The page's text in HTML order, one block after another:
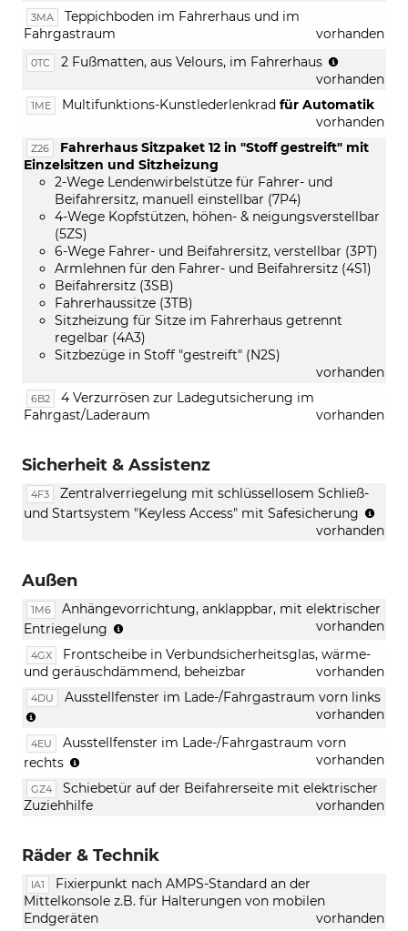
Verbindung
[IA1]
AMPS-
an
der
Mittelkonsole)
3MA
Teppichboden im Fahrerhaus und im
Fahrgastraum
vorhanden
0TC 2 Fußmatten, aus Velours, im Fahrerhaus
in
mit
[3MA]
im
vorhanden
1ME Multifunktions-Kunstlederlenkrad für Automatik
vorhanden
Z26
Fahrerhaus Sitzpaket 12 in "Stoff gestreift" mit
Einzelsitzen und Sitzheizung
2-Wege Lendenwirbelstütze für Fahrer- und
Beifahrersitz, manuell einstellbar (7P4)
4-Wege Kopfstützen, höhen- & neigungsverstellbar
(5ZS)
6-Wege Fahrer- und Beifahrersitz, verstellbar (3PT)
Armlehnen für den Fahrer- und Beifahrersitz (4S1)
Beifahrersitz (3SB)
Fahrerhaussitze (3TB)
Sitzheizung für Sitze im Fahrerhaus getrennt
regelbar (4A3)
Sitzbezüge in Stoff "gestreift" (N2S)
vorhanden
6B2
4 Verzurrösen zur Ladegutsicherung im
Fahrgast/Laderaum
vorhanden
Sicherheit & Assistenz
4F3
Zentralverriegelung mit schlüssellosem Schließ-
und Startsystem "Keyless Access" mit Safesicherung
in
mit
Horn
und
vorhanden
Außen
1M6
Anhängevorrichtung, anklappbar, mit elektrischer
Entriegelung
Verbindung
mit
81
Gang
vorhanden
4GX
Frontscheibe in Verbundsicherheitsglas, wärme-
und geräuschdämmend, beheizbar
vorhanden
4DU
Ausstellfenster im Lade-/Fahrgastraum vorn links
in
Verbindung
mit
[4EU]
Ausstellfender
Fahrgastraum
rechts)
vorhanden
4EU
Ausstellfenster im Lade-/Fahrgastraum vorn
rechts
Verbindung
mit
Ausstellfender
im
Lade-
Fahrgastraum
vorn
vorhanden
GZ4
Schiebetür auf der Beifahrerseite mit elektrischer
Zuziehhilfe
vorhanden
Räder & Technik
IA1
Fixierpunkt nach AMPS-Standard an der
Mittelkonsole z.B. für Halterungen von mobilen
Endgeräten
vorhanden